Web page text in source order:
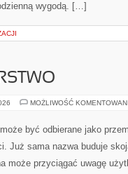
wygodą. […]
MOŻLIWOŚĆ
być odbierane jako
Już sama nazwa buduje
może przyciągać uwagę